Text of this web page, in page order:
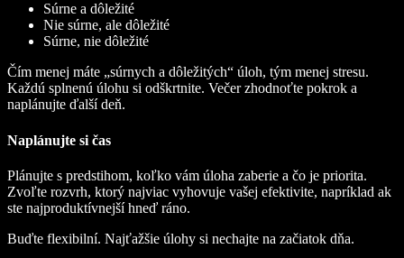
Súrne a dôležité
Nie súrne, ale dôležité
Súrne, nie dôležité
Čím menej máte „súrnych a dôležitých“ úloh, tým menej stresu.
Každú splnenú úlohu si odškrtnite. Večer zhodnoťte pokrok a
naplánujte ďalší deň.
Naplánujte si čas
Plánujte s predstihom, koľko vám úloha zaberie a čo je priorita.
Zvoľte rozvrh, ktorý najviac vyhovuje vašej efektivite, napríklad ak
ste najproduktívnejší hneď ráno.
Buďte flexibilní. Najťažšie úlohy si nechajte na začiatok dňa.